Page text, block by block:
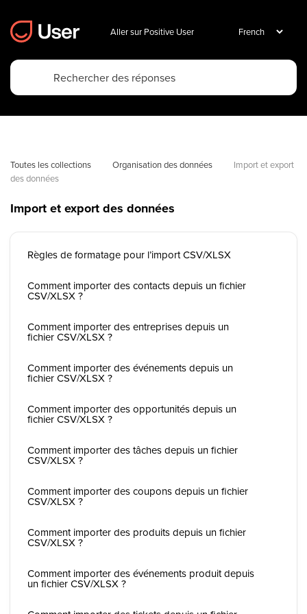
Aller sur Positive User
Toutes les collections Organisation des données
Import et export
des données
Import et export des données
Règles de formatage pour l’import CSV/XLSX
Comment importer des contacts depuis un fichier
CSV/XLSX ?
Comment importer des entreprises depuis un
fichier CSV/XLSX ?
Comment importer des événements depuis un
fichier CSV/XLSX ?
Comment importer des opportunités depuis un
fichier CSV/XLSX ?
Comment importer des tâches depuis un fichier
CSV/XLSX ?
Comment importer des coupons depuis un fichier
CSV/XLSX ?
Comment importer des produits depuis un fichier
CSV/XLSX ?
Comment importer des événements produit depuis
un fichier CSV/XLSX ?